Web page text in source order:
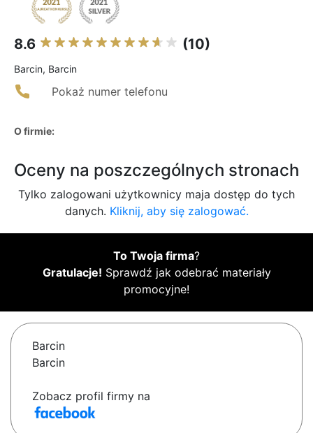
8.6 (10)
Barcin, Barcin
Pokaż numer telefonu
O firmie:
Oceny na poszczególnych stronach
Tylko zalogowani użytkownicy maja dostęp do tych
danych. Kliknij, aby się zalogować.
To Twoja firma?
Gratulacje! Sprawdź jak odebrać materiały
promocyjne!
Barcin
Barcin
Zobacz profil firmy na